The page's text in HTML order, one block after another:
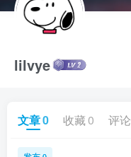
lilvye
文章0 收藏 0 评论